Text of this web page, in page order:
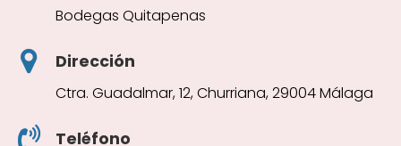
Bodegas Quitapenas
Dirección
Ctra. Guadalmar, 12, Churriana, 29004 Málaga
Teléfono